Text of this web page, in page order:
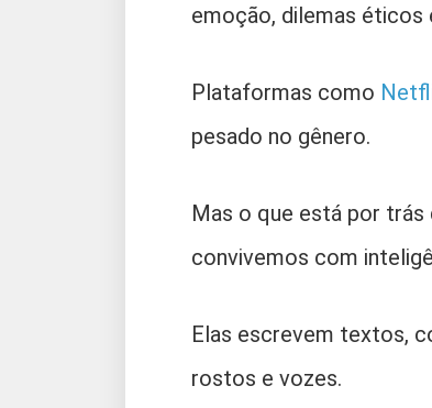
emoção, dilemas éticos
Plataformas como
pesado no gênero.
Mas o que está por
convivemos com
Elas escrevem textos,
rostos e vozes.